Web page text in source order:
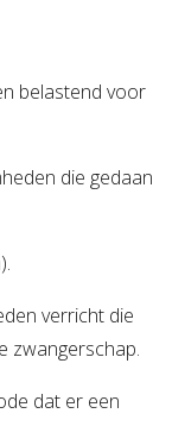
belastend voor
die gedaan
verricht die
zwangerschap.
dat er een